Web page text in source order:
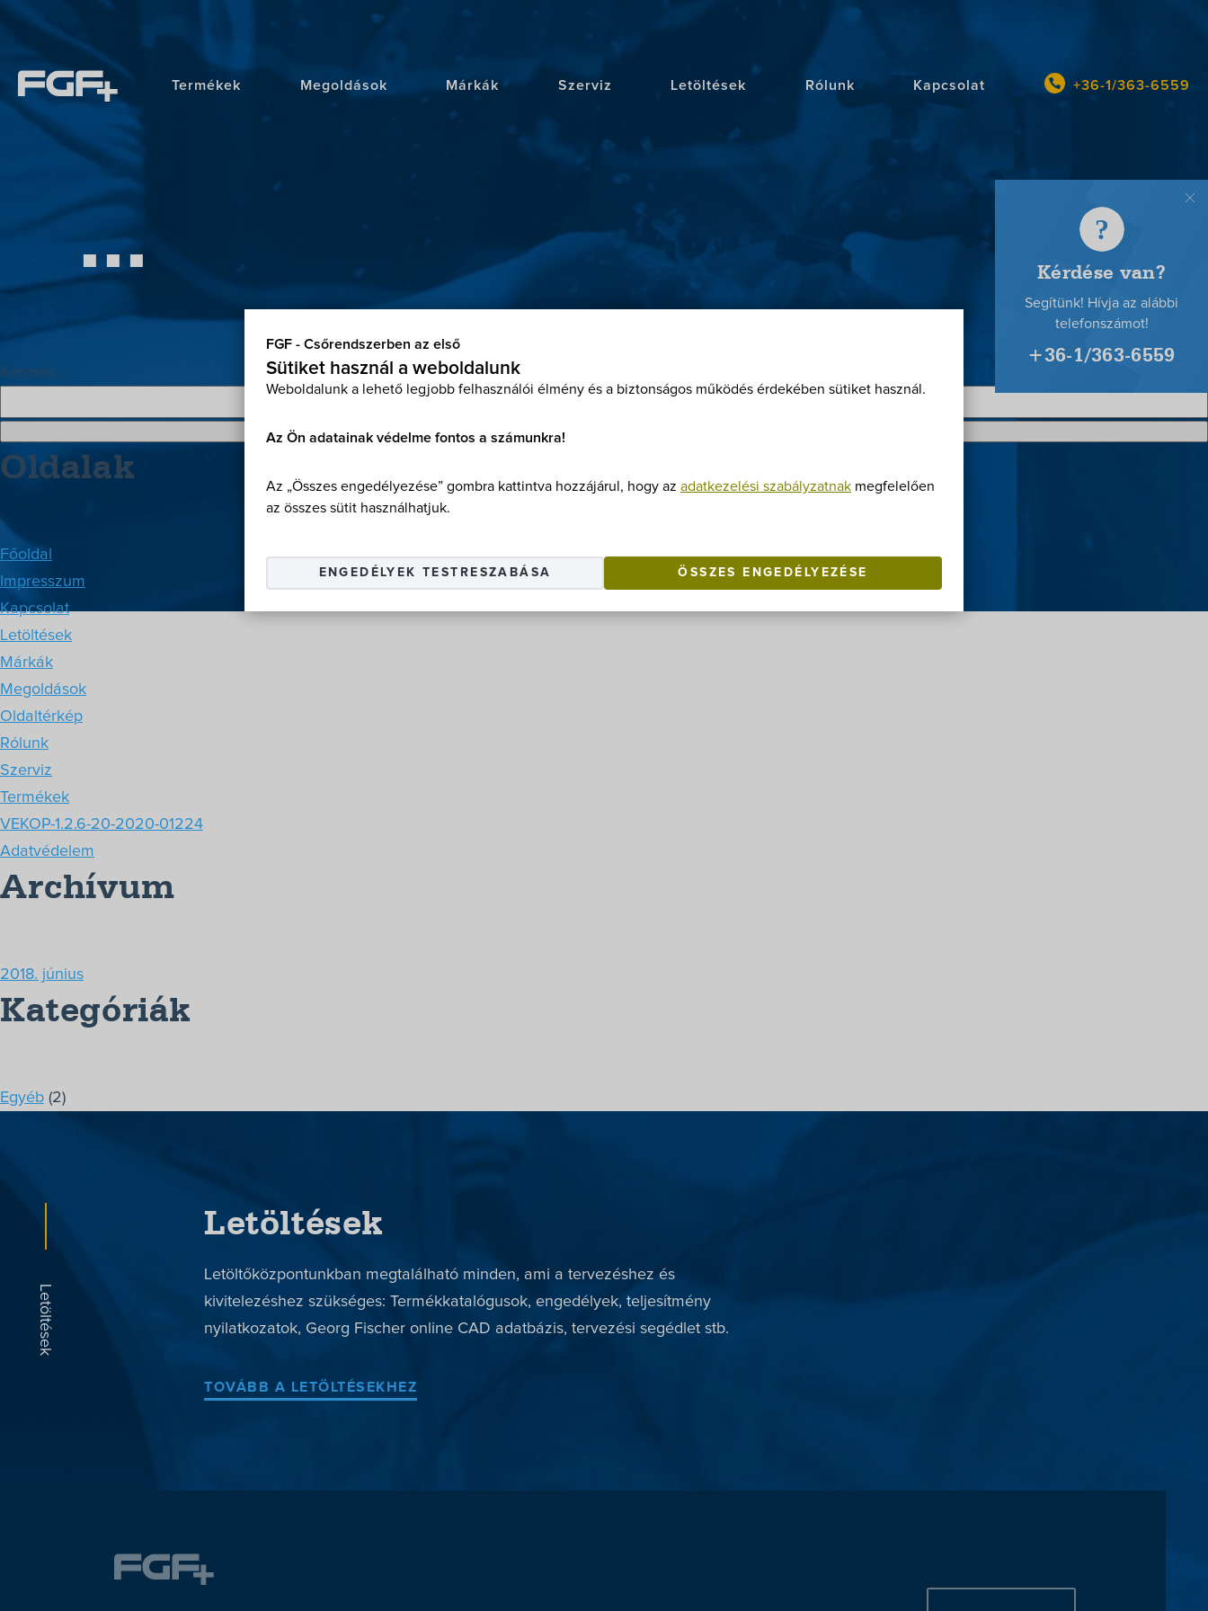
FGF - Csőrendszerben az első
Sütiket használ a weboldalunk
Weboldalunk a lehető legjobb felhasználói élmény és a biztonságos működés érdekében sütiket használ.
Az Ön adatainak védelme fontos a számunkra!
Az „Összes engedélyezése” gombra kattintva hozzájárul, hogy az adatkezelési szabályzatnak megfelelően
az összes sütit használhatjuk.
ÖSSZES ENGEDÉLYEZÉSE
ENGEDÉLYEK TESTRESZABÁSA
Kérdése
Termékek Megoldások Márkák Szerviz Letöltések Rólunk Kapcsolat +36-1/363-6559
...
Keresés:
Oldalak
Főoldal
Impresszum
Kapcsolat
Letöltések
Márkák
Megoldások
Oldaltérkép
Rólunk
Szerviz
Termékek
VEKOP-1.2.6-20-2020-01224
Adatvédelem
Archívum
2018. június
Kategóriák
Egyéb (2)
Letöltések
Letöltőközpontunkban megtalálható minden, ami a tervezéshez és
kivitelezéshez szükséges: Termékkatalógusok, engedélyek, teljesítmény
nyilatkozatok, Georg Fischer online CAD adatbázis, tervezési segédlet stb.
TOVÁBB A LETÖLTÉSEKHEZ